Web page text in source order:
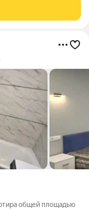
делает
общей площадью